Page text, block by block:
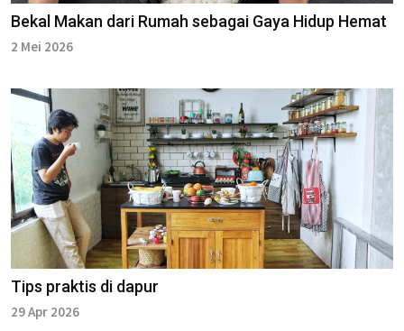
Bekal Makan dari Rumah sebagai Gaya Hidup Hemat
2 Mei 2026
Tips praktis di dapur
29 Apr 2026